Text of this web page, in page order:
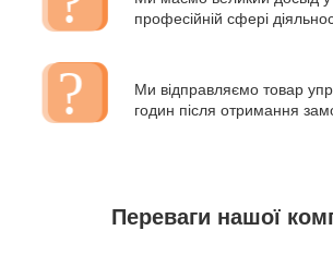
професійній сфері
Ми відправляємо товар
годин після отримання
Переваги нашої